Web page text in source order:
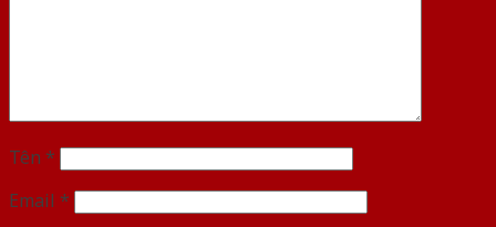
Tên *
Email *